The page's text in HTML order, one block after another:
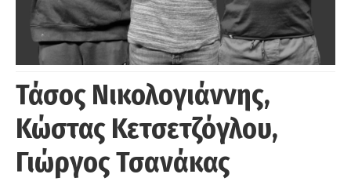
Τάσος Νικολογιάννης,
Κώστας Κετσετζόγλου,
Γιώργος Τσανάκας